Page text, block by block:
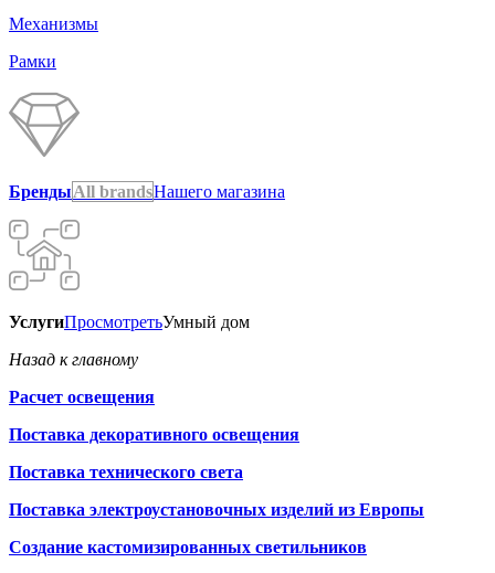
Механизмы
Рамки
БрендыAll brandsНашего магазина
УслугиПросмотретьУмный дом
Назад к главному
Расчет освещения
Поставка декоративного освещения
Поставка технического света
Поставка электроустановочных изделий из Европы
Создание кастомизированных светильников